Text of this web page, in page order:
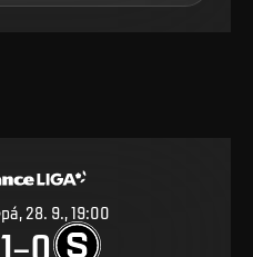
pá, 28. 9., 19:00
1–0